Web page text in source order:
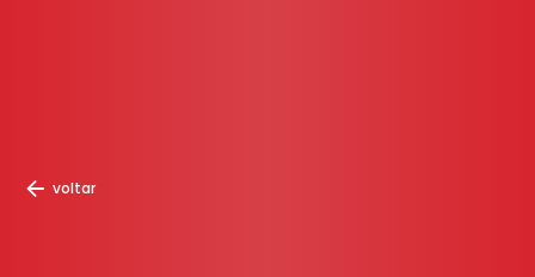
voltar